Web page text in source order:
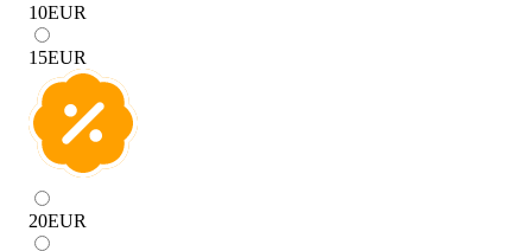
10EUR
15EUR
20EUR